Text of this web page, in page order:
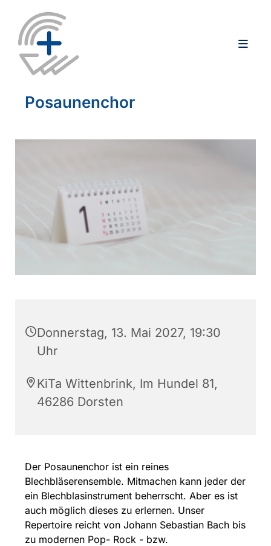
Posaunenchor
Donnerstag, 13. Mai 2027, 19:30
Uhr
KiTa Wittenbrink, Im Hundel 81,
46286 Dorsten
Der Posaunenchor ist ein reines
Blechbläserensemble. Mitmachen kann jeder der
ein Blechblasinstrument beherrscht. Aber es ist
auch möglich dieses zu erlernen. Unser
Repertoire reicht von Johann Sebastian Bach bis
zu modernen Pop- Rock - bzw.